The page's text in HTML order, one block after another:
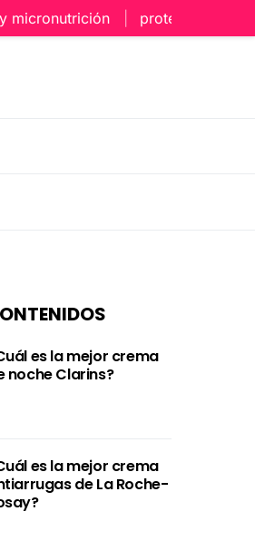
protección capilar
es la mejor crema
noche Clarins?
es la mejor crema
de La Roche-